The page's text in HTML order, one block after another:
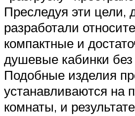
Преследуя эти цели,
разработали
компактные и
душевые кабинки
Подобные изделия
устанавливаются на
комнаты, и